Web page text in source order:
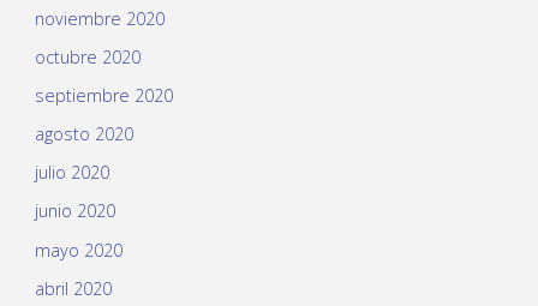
noviembre 2020
octubre 2020
septiembre 2020
agosto 2020
julio 2020
junio 2020
mayo 2020
abril 2020